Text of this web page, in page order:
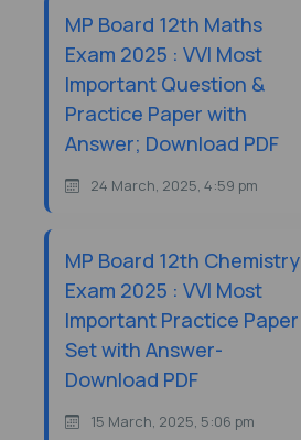
MP Board 12th Maths
Exam 2025 : VVI Most
Important Question &
Practice Paper with
Answer; Download PDF
24 March, 2025, 4:59 pm
MP Board 12th Chemistry
Exam 2025 : VVI Most
Important Practice Paper
Set with Answer-
Download PDF
15 March, 2025, 5:06 pm